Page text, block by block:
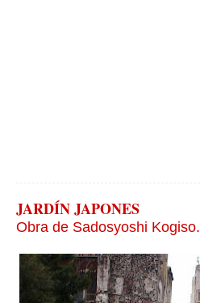
JARDÍN JAPONES
Obra de Sadosyoshi Kogiso.